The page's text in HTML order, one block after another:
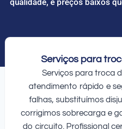
Serviços para
Serviços para troca
atendimento rápido e
falhas, substituímos
corrigimos sobrecarga e
do circuito. Profissional